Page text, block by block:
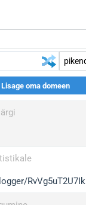
Lisage oma domeen
RvVg5uT2U7Ik